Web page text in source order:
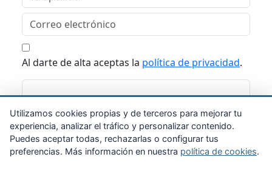
Al darte de alta aceptas la política de privacidad.
Suscribirme
Utilizamos cookies propias y de terceros para mejorar tu
experiencia, analizar el tráfico y personalizar contenido.
Puedes aceptar todas, rechazarlas o configurar tus
preferencias. Más información en nuestra política de cookies.